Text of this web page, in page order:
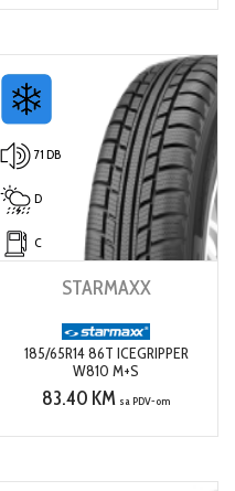
71 DB
D
C
STARMAXX
185/65R14 86T ICEGRIPPER
W810 M+S
83.40 KM sa PDV-om